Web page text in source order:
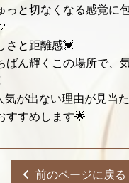
っと切なくなる感覚に
さと距離感💓
ばん輝くこの場所で、
が出ない理由が見当
すすめします🌟
前のページに戻る